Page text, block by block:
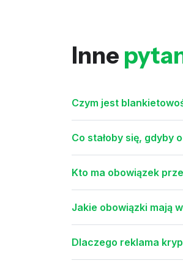
Inne
Czym jest
Co stałoby się, gdyby
Kto ma obowiązek
Jakie obowiązki mają
Dlaczego reklama